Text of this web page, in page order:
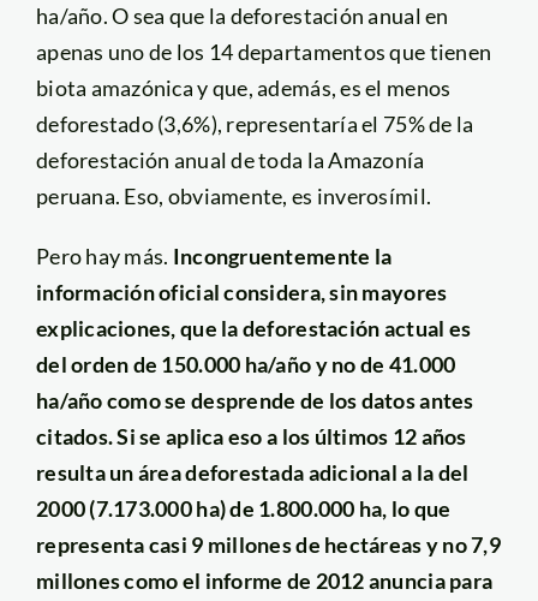
ha/año. O sea que la deforestación anual en
apenas uno de los 14 departamentos que tienen
biota amazónica y que, además, es el menos
deforestado (3,6%), representaría el 75% de la
deforestación anual de toda la Amazonía
peruana. Eso, obviamente, es inverosímil.
Pero hay más. Incongruentemente la
información oficial considera, sin mayores
explicaciones, que la deforestación actual es
del orden de 150.000 ha/año y no de 41.000
ha/año como se desprende de los datos antes
citados. Si se aplica eso a los últimos 12 años
resulta un área deforestada adicional a la del
2000 (7.173.000 ha) de 1.800.000 ha, lo que
representa casi 9 millones de hectáreas y no 7,9
millones como el informe de 2012 anuncia para